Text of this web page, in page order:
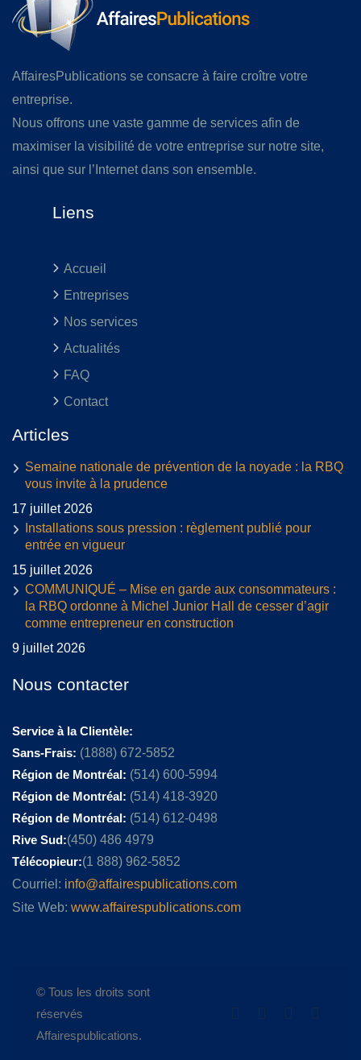
AffairesPublications se consacre à faire croître votre
entreprise.
Nous offrons une vaste gamme de services afin de
maximiser la visibilité de votre entreprise sur notre site,
ainsi que sur l’Internet dans son ensemble.
Liens
Accueil
Entreprises
Nos services
Actualités
FAQ
Contact
Articles
Semaine nationale de prévention de la noyade : la RBQ
vous invite à la prudence
17 juillet 2026
Installations sous pression : règlement publié pour
entrée en vigueur
15 juillet 2026
COMMUNIQUÉ – Mise en garde aux consommateurs :
la RBQ ordonne à Michel Junior Hall de cesser d’agir
comme entrepreneur en construction
9 juillet 2026
Nous contacter
Service à la Clientèle:
Sans-Frais: (1888) 672-5852
Région de Montréal: (514) 600-5994
Région de Montréal: (514) 418-3920
Région de Montréal: (514) 612-0498
Rive Sud:(450) 486 4979
Télécopieur:(1 888) 962-5852
Courriel: info@affairespublications.com
Site Web: www.affairespublications.com
© Tous les droits sont
réservés
Affairespublications.